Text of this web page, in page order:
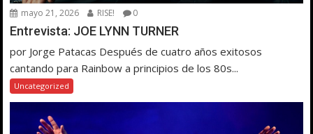
mayo 21, 2026 RISE! 0
Entrevista: JOE LYNN TURNER
por Jorge Patacas Después de cuatro años exitosos
cantando para Rainbow a principios de los 80s...
Uncategorized